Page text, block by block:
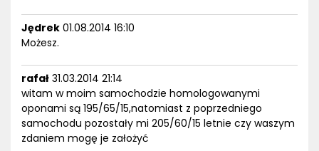
Jędrek 01.08.2014 16:10
Możesz.
rafał 31.03.2014 21:14
witam w moim samochodzie homologowanymi
oponami są 195/65/15,natomiast z poprzedniego
samochodu pozostały mi 205/60/15 letnie czy waszym
zdaniem mogę je założyć